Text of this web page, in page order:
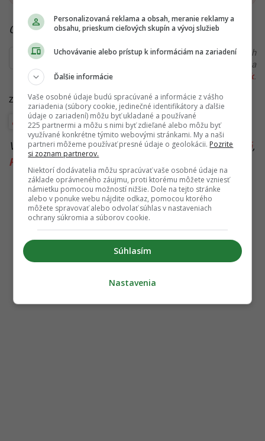
Čítaj viac z kategórie:Vojna na Ukrajine
Ďakujeme, že čítaš Startitup. V prípade, že máš postreh
alebo si našiel v článku chybu, napíš nám na
redakcia@startitup.sk.
Zdroj: TASR
Európa
Viac k téme:Kaliningrad,Litva,Marija Zacharovová,
Rusko
Personalizovaná reklama a obsah, meranie reklamy a
obsahu, prieskum cieľových skupín a vývoj služieb
Uchovávanie alebo prístup k informáciám na zariadení
Ďalšie informácie
Vaše osobné údaje budú spracúvané a informácie z vášho
zariadenia (súbory cookie, jedinečné identifikátory a ďalšie
údaje o zariadení) môžu byť ukladané a používané
225 partnermi a môžu s nimi byť zdieľané alebo môžu byť
využívané konkrétne týmito webovými stránkami. My a naši
partneri môžeme používať presné údaje o geolokácii. Pozrite
si zoznam partnerov.
Niektorí dodávatelia môžu spracúvať vaše osobné údaje na
základe oprávneného záujmu, proti ktorému môžete vzniesť
námietku pomocou možností nižšie. Dole na tejto stránke
alebo v ponuke webu nájdite odkaz, pomocou ktorého
môžete spravovať alebo odvolať súhlas v nastaveniach
ochrany súkromia a súborov cookie.
Súhlasím
Nastavenia